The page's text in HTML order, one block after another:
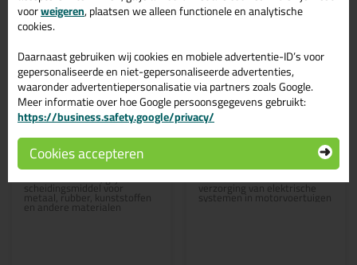
Zwaluw PTFE Spray
400ml
Kleurloos smeer-, glij- en
scheidingsmiddel voor
metaal, rubber, kunststoffen
en andere materialen
5,29
400ml
Voor onderhoud en
verzorging van elektrische
systemen in motorvoertuigen
6,19 (2)
voorweigeren, plaatsen we alleen functionele en analytische
cookies.
Daarnaast gebruiken wij cookies en mobiele advertentie-ID’s voor
gepersonaliseerde en niet-gepersonaliseerde advertenties,
waaronder advertentiepersonalisatie via partners zoals Google.
Meer informatie over hoe Google persoonsgegevens gebruikt:
https://business.safety.google/privacy/
Cookies accepteren